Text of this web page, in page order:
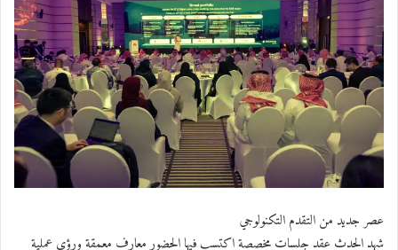
عصر جديد من التقدم التكنولوجي
شهد الحدث عقد جلسات مخصصة اكتسب فيها الحضور معارف معمقة ورؤى عملية